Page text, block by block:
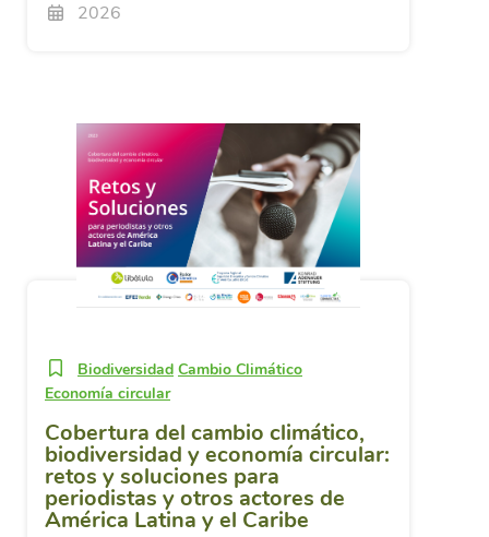
2026
Biodiversidad Cambio Climático
Economía circular
Cobertura del cambio climático,
biodiversidad y economía circular:
retos y soluciones para
periodistas y otros actores de
América Latina y el Caribe